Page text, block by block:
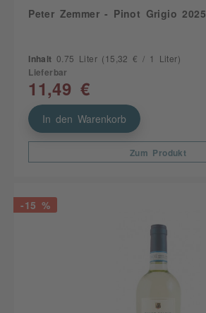
Peter Zemmer - Pinot Grigio 2025
Inhalt 0.75 Liter (15,32 € / 1 Liter)
Lieferbar
11,49 €
In den Warenkorb
Zum Produkt
-15 %